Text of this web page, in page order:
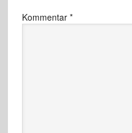
Kommentar *